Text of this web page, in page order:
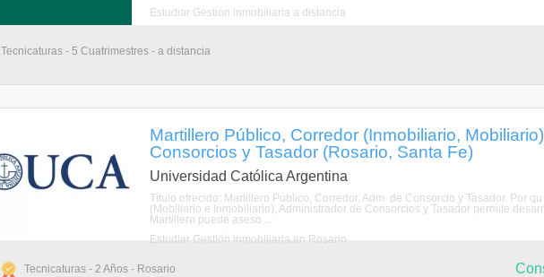
Estudiar Gestión inmobiliaria a distancia
Tecnicaturas - 5 Cuatrimestres - a distancia
Martillero Público, Corredor (Inmobiliario,
Consorcios y Tasador (Rosario, Santa Fe)
Universidad Católica Argentina
Título ofrecido: Martillero Público, Corredor, Adm. de Consorcio y Tasador. Por
(Mobiliario e Inmobiliario), Administrador de Consorcios y Tasador permite
Martillero puede aseso ...
Estudiar Gestión inmobiliaria en Rosario
Tecnicaturas - 2 Años - Rosario